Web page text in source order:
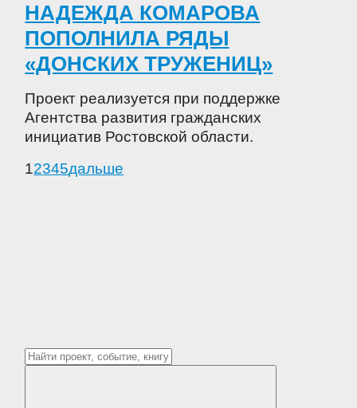
НАДЕЖДА КОМАРОВА
ПОПОЛНИЛА РЯДЫ
«ДОНСКИХ ТРУЖЕНИЦ»
Проект реализуется при поддержке
Агентства развития гражданских
инициатив Ростовской области.
12345дальше